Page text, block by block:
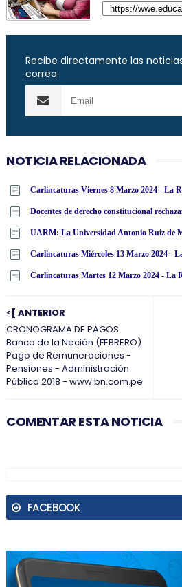
Recibe directamente las
correo:
NOTICIA RELACIONADA
Carlincaturas Viernes 8 Marzo 2024 - La
Docentes de derecho constitucional
Carlincaturas Miércoles 13 Marzo 2024 -
Carlincaturas Martes 12 Marzo 2024 - La
<[ ANTERIOR
CRONOGRAMA DE PAGOS
Banco de la Nación (FEBRERO)
Pago de Remuneraciones -
Pensiones - Administración
Pública 2018 - www.bn.com.pe
COMENTAR ESTA NOTICIA
FACEBOOK